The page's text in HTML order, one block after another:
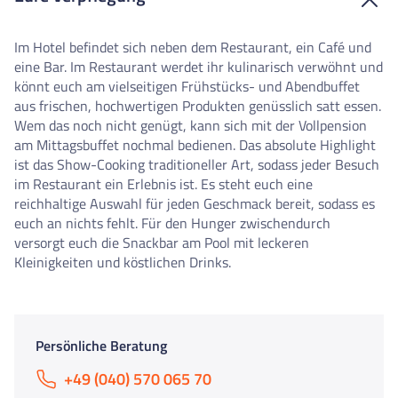
Im Hotel befindet sich neben dem Restaurant, ein Café und
eine Bar. Im Restaurant werdet ihr kulinarisch verwöhnt und
könnt euch am vielseitigen Frühstücks- und Abendbuffet
aus frischen, hochwertigen Produkten genüsslich satt essen.
Wem das noch nicht genügt, kann sich mit der Vollpension
am Mittagsbuffet nochmal bedienen. Das absolute Highlight
ist das Show-Cooking traditioneller Art, sodass jeder Besuch
im Restaurant ein Erlebnis ist. Es steht euch eine
reichhaltige Auswahl für jeden Geschmack bereit, sodass es
euch an nichts fehlt. Für den Hunger zwischendurch
versorgt euch die Snackbar am Pool mit leckeren
Kleinigkeiten und köstlichen Drinks.
Persönliche Beratung
+49 (040) 570 065 70